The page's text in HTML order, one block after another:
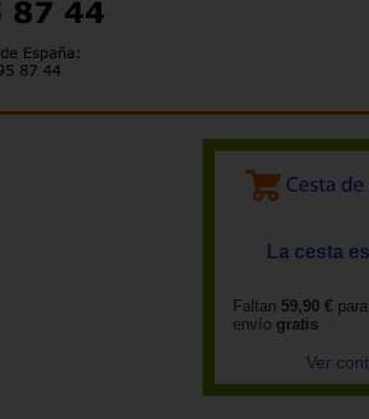
La cesta
Faltan 59,90 €
envío gratis
Ver